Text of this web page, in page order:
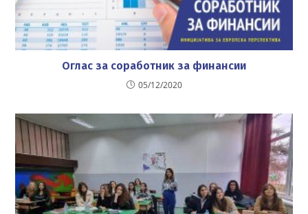
Оглас за соработник за финансии
05/12/2020